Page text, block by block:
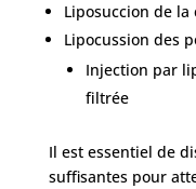
Liposuccion de
Lipocussion des
Injection par
filtrée
Il est essentiel de
suffisantes pour